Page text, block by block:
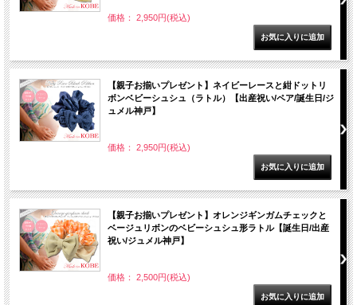
価格： 2,950円(税込)
【親子お揃いプレゼント】ネイビーレースと紺ドットリ
ボンベビーシュシュ（ラトル）【出産祝い/ペア/誕生日/ジ
ュメル神戸】
価格： 2,950円(税込)
【親子お揃いプレゼント】オレンジギンガムチェックと
ベージュリボンのベビーシュシュ形ラトル【誕生日/出産
祝い/ジュメル神戸】
価格： 2,500円(税込)